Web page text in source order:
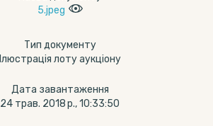
5.jpeg
Тип документу
Ілюстрація лоту аукціону
Дата завантаження
24 трав. 2018 р., 10:33:50